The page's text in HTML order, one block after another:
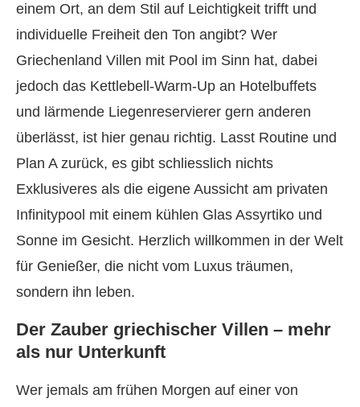
einem Ort, an dem Stil auf Leichtigkeit trifft und
individuelle Freiheit den Ton angibt? Wer
Griechenland Villen mit Pool im Sinn hat, dabei
jedoch das Kettlebell-Warm-Up an Hotelbuffets
und lärmende Liegenreservierer gern anderen
überlässt, ist hier genau richtig. Lasst Routine und
Plan A zurück, es gibt schliesslich nichts
Exklusiveres als die eigene Aussicht am privaten
Infinitypool mit einem kühlen Glas Assyrtiko und
Sonne im Gesicht. Herzlich willkommen in der Welt
für Genießer, die nicht vom Luxus träumen,
sondern ihn leben.
Der Zauber griechischer Villen – mehr
als nur Unterkunft
Wer jemals am frühen Morgen auf einer von